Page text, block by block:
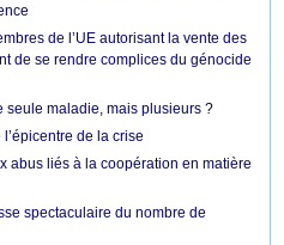
de l’UE autorisant la vente des
de se rendre complices du génocide
seule maladie, mais plusieurs ?
de la crise
abus liés à la coopération en matière
spectaculaire du nombre de